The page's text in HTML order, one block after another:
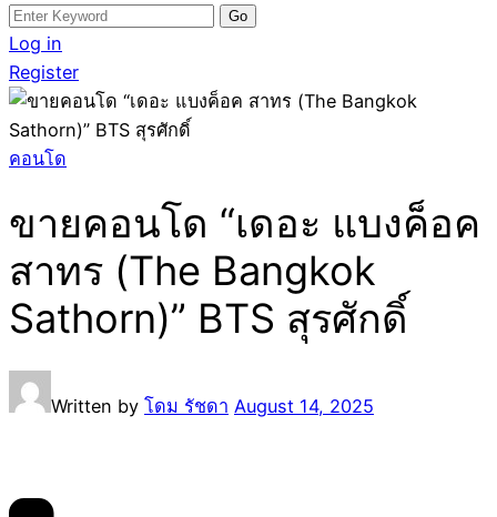
Search
for:
Log in
Register
คอนโด
ขายคอนโด “เดอะ แบงค็อค
สาทร (The Bangkok
Sathorn)” BTS สุรศักดิ์
Written by โดม รัชดา August 14, 2025